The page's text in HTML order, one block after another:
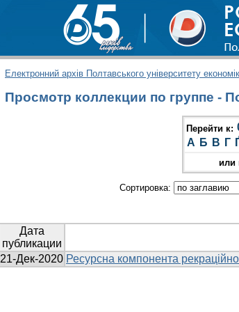
Електронний архів Полтавського університету
Просмотр коллекции по группе -
Перейти к:
А Б В Г
или
Сортировка:
Дата
публикации
21-Дек-2020 Ресурсна компонента